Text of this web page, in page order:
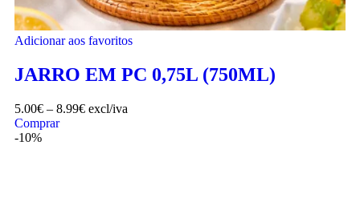
Adicionar aos favoritos
JARRO EM PC 0,75L (750ML)
5.00€ – 8.99€ excl/iva
Comprar
-10%